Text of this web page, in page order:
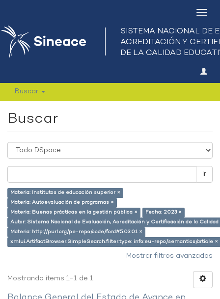
Buscar
Buscar
Ir
Materia: Institutos de educación superior ×
Materia: Autoevaluación de programas ×
Materia: Buenas prácticas en la gestión pública ×
Fecha: 2023 ×
Autor: Sistema Nacional de Evaluación, Acreditación y Certificación de la
Materia: http://purl.org/pe-repo/ocde/ford#5.03.01 ×
xmlui.ArtifactBrowser.SimpleSearch.filter.type: info:eu-repo/semantics/article ×
Mostrar filtros avanzados
Mostrando ítems 1-1 de 1